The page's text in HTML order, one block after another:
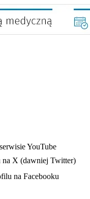
YouTube
na X (dawniej Twitter)
na Facebooku